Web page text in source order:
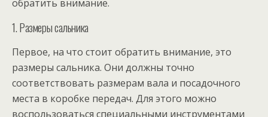
обратить внимание.
1. Размеры сальника
Первое, на что стоит обратить внимание, это
размеры сальника. Они должны точно
соответствовать размерам вала и посадочного
места в коробке передач. Для этого можно
воспользоваться специальными инструментами